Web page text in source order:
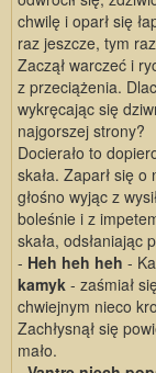
chwilę i oparł się
raz jeszcze, tym
Zaczął warczeć i
z przeciążenia.
wykręcając się
najgorszej strony?
Docierało to
skała. Zaparł się
głośno wyjąc z
boleśnie i z
skała, odsłaniając
- Heh heh heh -
kamyk - zaśmiał
chwiejnym nieco
Zachłysnął się
mało.